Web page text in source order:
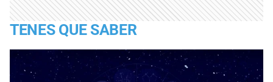
TENES QUE SABER